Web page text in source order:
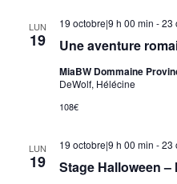
LUN
19 Une aventure
19 octobre|9 h 00 min -23
MiaBW Dommaine
DeWolf, Hélécine
108€
LUN
19 Stage Halloween
19 octobre|9 h 00 min -23